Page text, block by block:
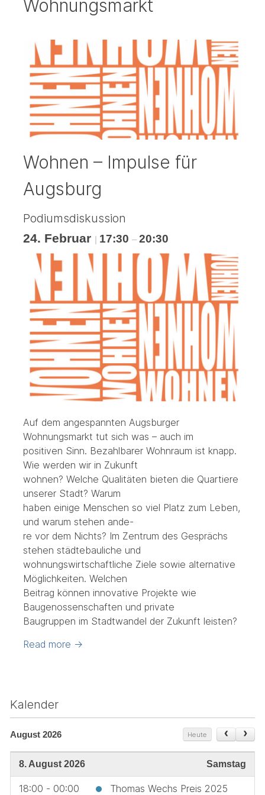
Wohnungsmarkt
Wohnen – Impulse für
Augsburg
Podiumsdiskussion
24. Februar | 17:30 – 20:30
Auf dem angespannten Augsburger
Wohnungsmarkt tut sich was – auch im
positiven Sinn. Bezahlbarer Wohnraum ist knapp.
Wie werden wir in Zukunft
wohnen? Welche Qualitäten bieten die Quartiere
unserer Stadt? Warum
haben einige Menschen so viel Platz zum Leben,
und warum stehen ande-
re vor dem Nichts? Im Zentrum des Gesprächs
stehen städtebauliche und
wohnungswirtschaftliche Ziele sowie alternative
Möglichkeiten. Welchen
Beitrag können innovative Projekte wie
Baugenossenschaften und private
Baugruppen im Stadtwandel der Zukunft leisten?
Read more →
Kalender
August 2026 Heute
8. August 2026 Samstag
18:00 - 00:00 Thomas Wechs Preis 2025